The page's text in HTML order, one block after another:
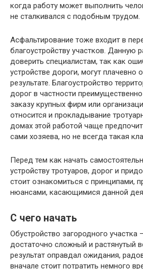
когда работу может выполнить
не сталкивался с подобным трудом.
Асфальтирование тоже входит в
благоустройству участков. Данную
доверить специалистам, так как
устройстве дороги, могут плачевно
результате. Благоустройство
дорог в частности
заказу крупных фирм или
относится и прокладывание
домах этой работой чаще
сами хозяева, но не всегда такая
Перед тем как начать
устройству тротуаров, дорог и
стоит ознакомиться с принципами,
нюансами, касающимися данной
С чего начать
Обустройство загородного участка
достаточно сложный и растянутый
результат оправдал ожидания,
вначале стоит потратить немного